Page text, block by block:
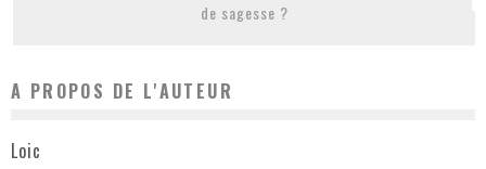
de sagesse ?
A PROPOS DE L'AUTEUR
Loic